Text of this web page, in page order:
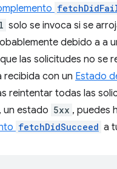
solo se invoca si se
debido a a
las solicitudes no se
recibida con un Estado
reintentar todas las
un estado 5xx , puedes
fetchDidSucceed a